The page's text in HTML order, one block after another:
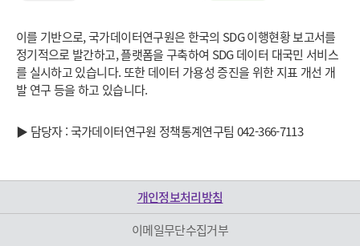
이를 기반으로, 국가데이터연구원은 한국의 SDG 이행현황 보고서를
정기적으로 발간하고, 플랫폼을 구축하여 SDG 데이터 대국민 서비스
를 실시하고 있습니다. 또한 데이터 가용성 증진을 위한 지표 개선 개
발 연구 등을 하고 있습니다.
▶ 담당자 : 국가데이터연구원 정책통계연구팀 042-366-7113
개인정보처리방침
이메일무단수집거부